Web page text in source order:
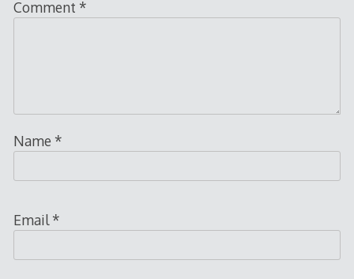
Comment *
Name *
Email*